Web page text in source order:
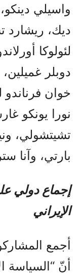
واسيلي
ديك، ريشارد
لئولوكا
دوبلر غميلين،
خوان فرناندو
نورا يونکو
تشيتشولي،
بارتي، وآنا
إجماع دولي
الإيراني
أجمع
أنّ “السياسة